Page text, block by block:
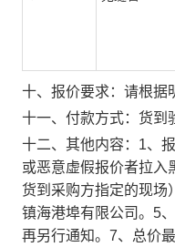
十、报价要求： 请根据
十一、付款方式： 货到
十二、其他内容： 1、
或恶意虚假报价者拉入
货到采购方指定的现场
镇海港埠有限公司。5
再另行通知。7、总价